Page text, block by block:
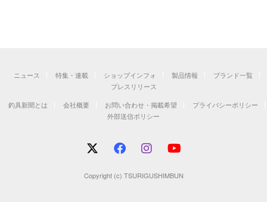
ニュース 特集・連載 ショップインフォ 製品情報
ブランド一覧
プレスリリース
釣具新聞とは
会社概要 お問い合わせ・掲載希望
プライバシーポリシー
外部送信ポリシー
Copyright (c) TSURIGUSHIMBUN